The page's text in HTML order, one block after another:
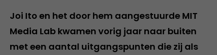
Joi Ito en het door hem aangestuurde MIT
Media Lab kwamen vorig jaar naar buiten
met een aantal uitgangspunten die zij als